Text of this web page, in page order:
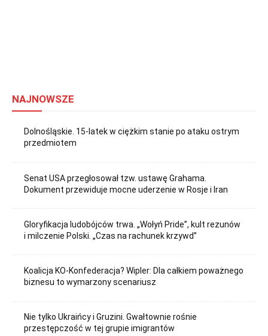
NAJNOWSZE
Dolnośląskie. 15-latek w ciężkim stanie po ataku ostrym
przedmiotem
Senat USA przegłosował tzw. ustawę Grahama.
Dokument przewiduje mocne uderzenie w Rosje i Iran
Gloryfikacja ludobójców trwa. „Wołyń Pride”, kult rezunów
i milczenie Polski. „Czas na rachunek krzywd”
Koalicja KO-Konfederacja? Wipler: Dla całkiem poważnego
biznesu to wymarzony scenariusz
Nie tylko Ukraińcy i Gruzini. Gwałtownie rośnie
przestępczość w tej grupie imigrantów